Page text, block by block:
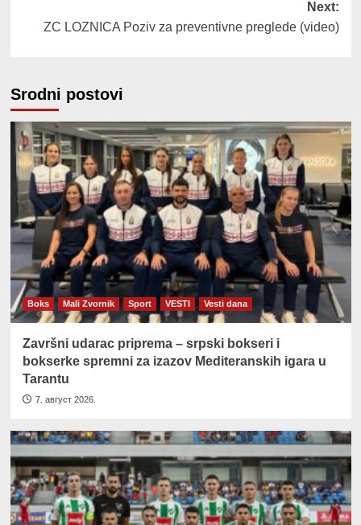
Next:
ZC LOZNICA Poziv za preventivne preglede (video)
Srodni postovi
Boks Mali Zvornik Sport VESTI Vesti dana
Završni udarac priprema – srpski bokseri i
bokserke spremni za izazov Mediteranskih igara u
Tarantu
7. август 2026.